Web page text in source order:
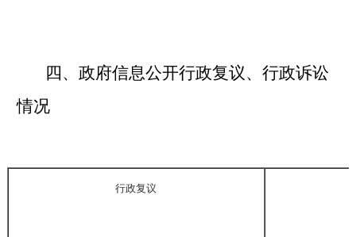
四、政府信息公开行政复议、行政诉讼
情况
行政复议